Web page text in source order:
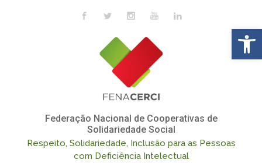
Skip to main content
Federação Nacional de Cooperativas de
Solidariedade Social
Respeito, Solidariedade, Inclusão para as Pessoas
com Deficiência Intelectual